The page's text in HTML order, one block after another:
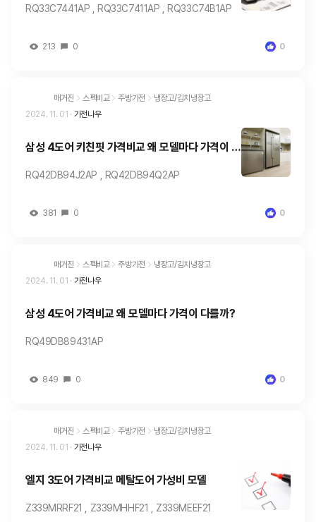
RQ33C7441AP , RQ33C7411AP , RQ33C74B1AP
213 0 0
매거진 스펙비교 주방가전
냉장고/김치냉장고
2024. 11. 01 · 가전나우
삼성 4도어 키친핏 가격비교 왜 모델마다 가격이 다
RQ42DB94J2AP , RQ42DB94Q2AP
381 0 0
매거진 스펙비교 주방가전
냉장고/김치냉장고
2024. 11. 01 · 가전나우
삼성 4도어 가격비교 왜 모델마다 가격이 다를까?
RQ49DB89431AP
849 0 0
매거진 스펙비교 주방가전
냉장고/김치냉장고
2024. 11. 01 · 가전나우
엘지 3도어 가격비교 메탈도어 가성비 모델
Z339MRRF21 , Z339MHHF21 , Z339MEEF21